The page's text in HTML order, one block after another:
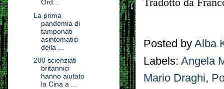
Posted by Alba
Labels: Angela
Mario Draghi,
Ord...
La prima
pandemia di
tamponati
asintomatici
della ...
200 scienziati
britannici
hanno aiutato
la Cina a ...